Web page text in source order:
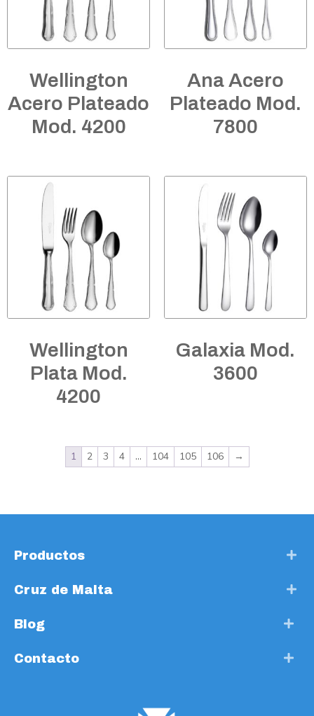
Wellington
Acero Plateado
Mod. 4200
Ana Acero
Plateado Mod.
7800
Wellington
Plata Mod.
4200
Galaxia Mod.
3600
1 2 3 4 … 104 105 106 →
Productos
Cruz de Malta
Blog
Contacto